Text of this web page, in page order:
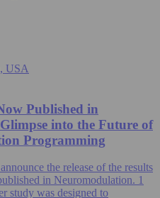
USA
Published in
into the Future of
Programming
the release of the results
in Neuromodulation. 1
study was designed to